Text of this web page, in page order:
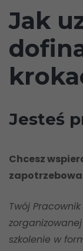
Jak
Jesteś
Chcesz
Twój
szkolenie w